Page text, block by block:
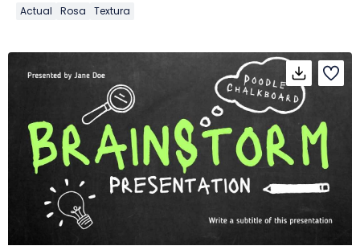
Actual Rosa Textura